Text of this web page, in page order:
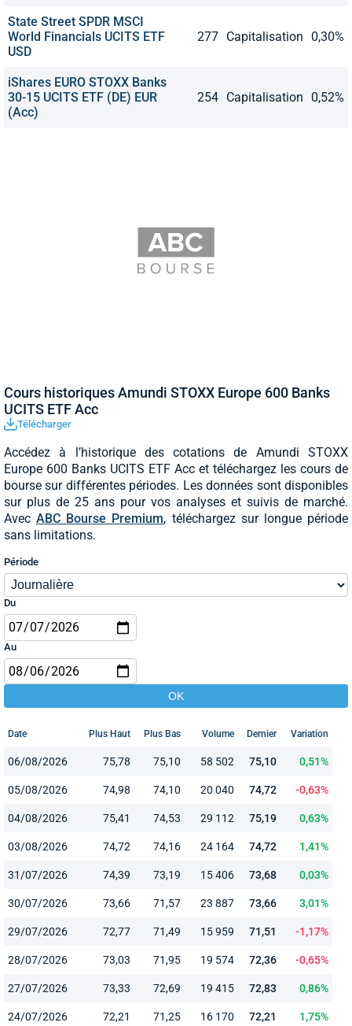
State Street SPDR MSCI
World Financials UCITS ETF
USD
277 Capitalisation 0,30%
iShares EURO STOXX Banks
30-15 UCITS ETF (DE) EUR
(Acc)
254 Capitalisation 0,52%
Cours historiques Amundi STOXX Europe 600 Banks
UCITS ETF Acc
Télécharger
Accédez à l’historique des cotations de Amundi STOXX
Europe 600 Banks UCITS ETF Acc et téléchargez les cours de
bourse sur différentes périodes. Les données sont disponibles
sur plus de 25 ans pour vos analyses et suivis de marché.
AvecABC Bourse Premium, téléchargez sur longue période
sans limitations.
Période
Du
Au
Date Plus Haut Plus Bas Volume Dernier Variation
06/08/2026 75,78 75,10 58 502 75,10 0,51%
05/08/2026 74,98 74,10 20 040 74,72 -0,63%
04/08/2026 75,41 74,53 29 112 75,19 0,63%
03/08/2026 74,72 74,16 24 164 74,72 1,41%
31/07/2026 74,39 73,19 15 406 73,68 0,03%
30/07/2026 73,66 71,57 23 887 73,66 3,01%
29/07/2026 72,77 71,49 15 959 71,51 -1,17%
28/07/2026 73,03 71,95 19 574 72,36 -0,65%
27/07/2026 73,33 72,69 19 415 72,83 0,86%
24/07/2026 72,21 71,25 16 170 72,21 1,75%